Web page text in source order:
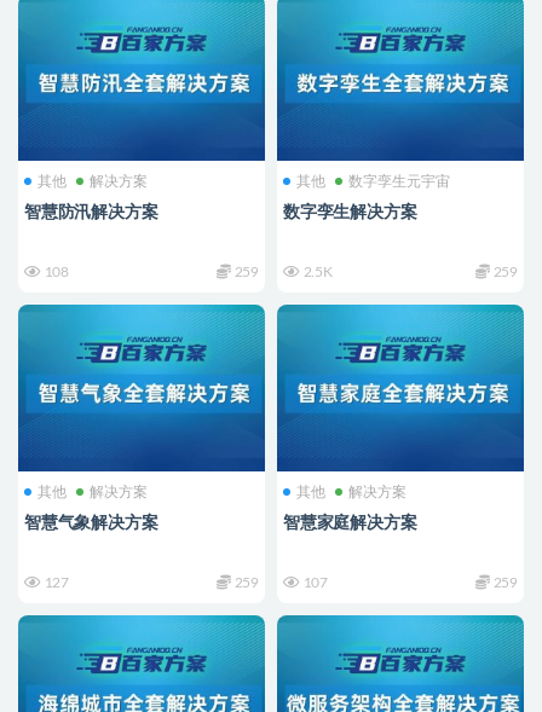
其他 解决方案
智慧防汛解决方案
108 259
其他 数字孪生元宇宙
数字孪生解决方案
2.5K 259
其他 解决方案
智慧气象解决方案
127 259
其他 解决方案
智慧家庭解决方案
107 259